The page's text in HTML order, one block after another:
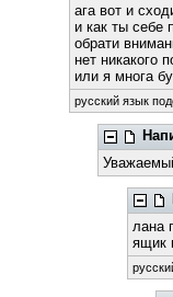
ага вот и
и как ты себе
обрати
нет никакого
или я многа
русский язык
лана
ящик